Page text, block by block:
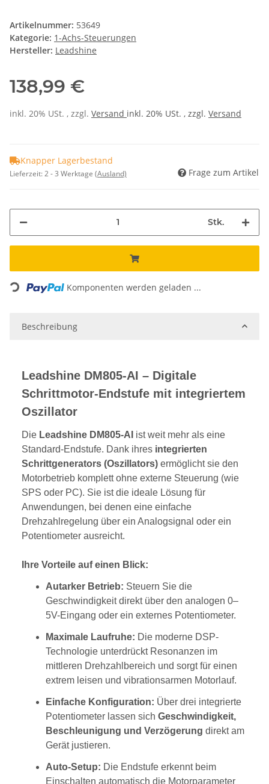
Artikelnummer: 53649
Kategorie: 1-Achs-Steuerungen
Hersteller: Leadshine
138,99 €
inkl. 20% USt. , zzgl. Versand inkl. 20% USt. , zzgl. Versand
Knapper Lagerbestand
Lieferzeit:2 - 3 Werktage (Ausland) Frage zum Artikel
Stk.
Loading... Komponenten werden geladen ...
Beschreibung
Leadshine DM805-AI – Digitale
Schrittmotor-Endstufe mit integriertem
Oszillator
Die Leadshine DM805-AI ist weit mehr als eine
Standard-Endstufe. Dank ihres integrierten
Schrittgenerators (Oszillators) ermöglicht sie den
Motorbetrieb komplett ohne externe Steuerung (wie
SPS oder PC). Sie ist die ideale Lösung für
Anwendungen, bei denen eine einfache
Drehzahlregelung über ein Analogsignal oder ein
Potentiometer ausreicht.
Ihre Vorteile auf einen Blick:
Autarker Betrieb: Steuern Sie die
Geschwindigkeit direkt über den analogen 0–
5V-Eingang oder ein externes Potentiometer.
Maximale Laufruhe: Die moderne DSP-
Technologie unterdrückt Resonanzen im
mittleren Drehzahlbereich und sorgt für einen
extrem leisen und vibrationsarmen Motorlauf.
Einfache Konfiguration: Über drei integrierte
Potentiometer lassen sich Geschwindigkeit,
Beschleunigung und Verzögerung direkt am
Gerät justieren.
Auto-Setup: Die Endstufe erkennt beim
Einschalten automatisch die Motorparameter